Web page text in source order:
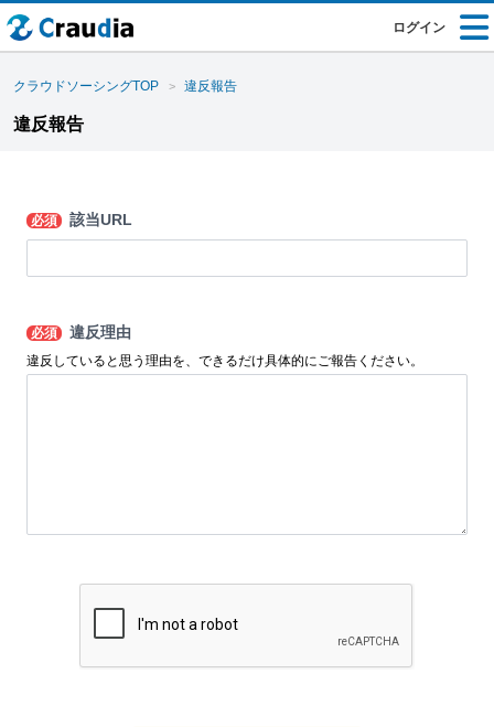
ログイン
クラウドソーシングTOP 違反報告
違反報告
必須 該当URL
必須 違反理由
違反していると思う理由を、できるだけ具体的にご報告ください。